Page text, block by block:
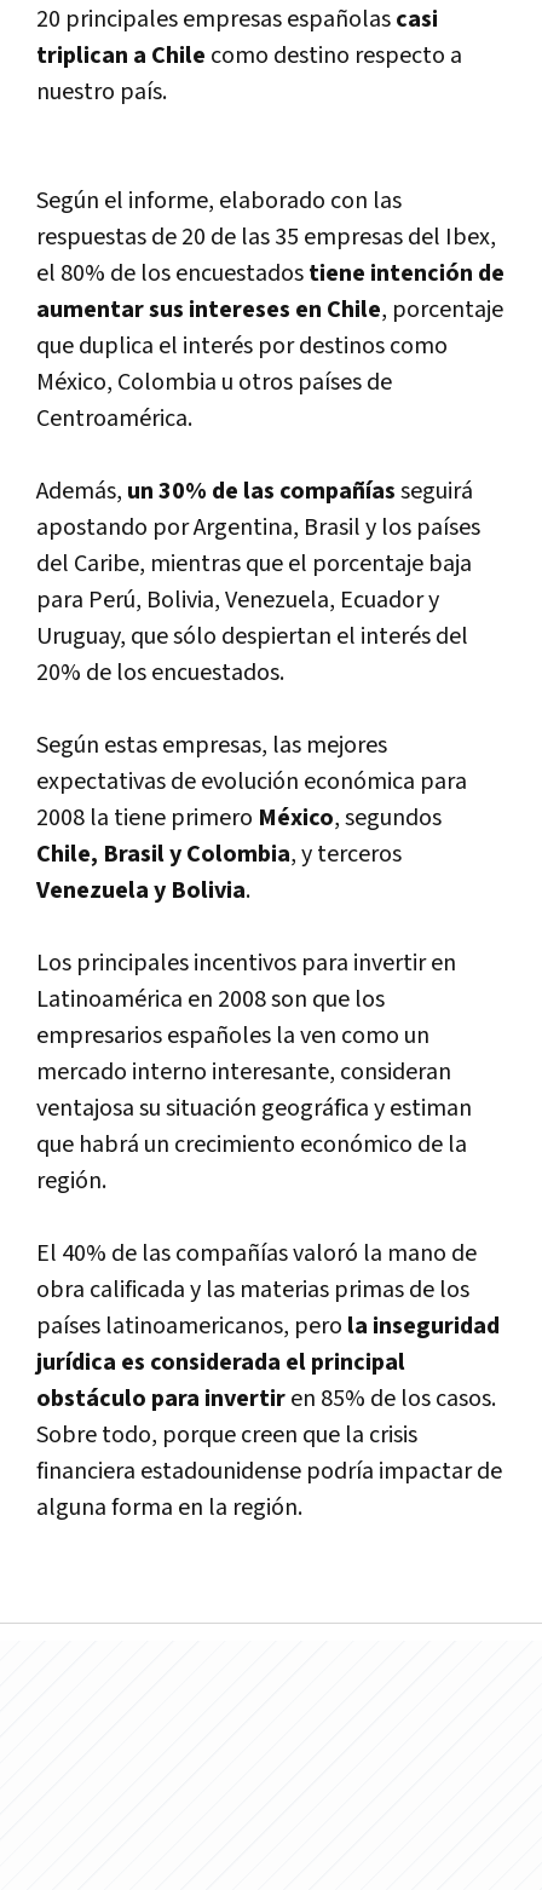
20 principales empresas españolascasi
triplican a Chile como destino respecto a
nuestro paí­s.
Según el informe, elaborado con las
respuestas de 20 de las 35 empresas del Ibex,
el 80% de los encuestadostiene intención de
aumentar sus intereses en Chile, porcentaje
que duplica el interés por destinos como
México, Colombia u otros paí­ses de
Centroamérica.
Además, un 30% de las compañí­asseguirá
apostando por Argentina, Brasil y los paí­ses
del Caribe, mientras que el porcentaje baja
para Perú, Bolivia, Venezuela, Ecuador y
Uruguay, que sólo despiertan el interés del
20% de los encuestados.
Según estas empresas, las mejores
expectativas de evolución económica para
2008 la tiene primero México, segundos
Chile, Brasil y Colombia, y terceros
Venezuela y Bolivia.
Los principales incentivos para invertir en
Latinoamérica en 2008 son que los
empresarios españoles la ven como un
mercado interno interesante, consideran
ventajosa su situación geográfica y estiman
que habrá un crecimiento económico de la
región.
El 40% de las compañí­as valoró la mano de
obra calificada y las materias primas de los
paí­ses latinoamericanos, pero la inseguridad
jurí­dica es considerada el principal
obstáculo para invertiren 85% de los casos.
Sobre todo, porque creen que la crisis
financiera estadounidense podrí­a impactar de
alguna forma en la región.